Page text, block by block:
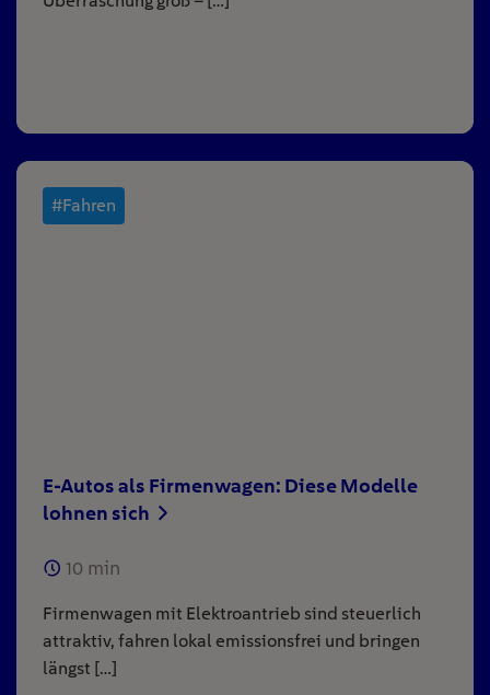
#Fahren
E-Autos als Firmenwagen: Diese Modelle
lohnen sich
10 min
Firmenwagen mit Elektroantrieb sind steuerlich
attraktiv, fahren lokal emissionsfrei und bringen
längst […]